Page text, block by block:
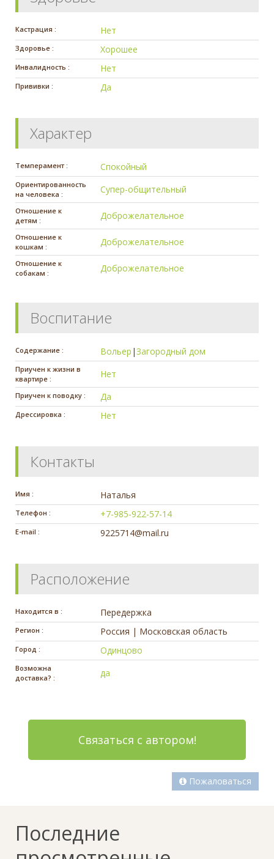
Кастрация : Нет
Здоровье : Хорошее
Инвалидность : Нет
Прививки : Да
Характер
Темперамент : Спокойный
Ориентированность
на человека :
Супер-общительный
Отношение к
детям :
Доброжелательное
Отношение к
кошкам :
Доброжелательное
Отношение к
собакам :
Доброжелательное
Воспитание
Содержание : Вольер |Загородный дом
Приучен к жизни в
квартире :
Нет
Приучен к поводку : Да
Дрессировка : Нет
Контакты
Имя : Наталья
Телефон : +7-985-922-57-14
E-mail : 9225714@mail.ru
Расположение
Находится в : Передержка
Регион : Россия | Московская область
Город : Одинцово
Возможна
доставка? :
да
Связаться с автором!
Пожаловаться
Последние